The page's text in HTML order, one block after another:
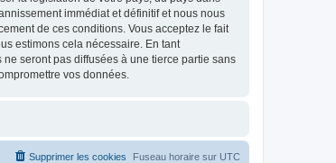
immédiat et définitif et nous nous
de ces conditions. Vous acceptez le fait
estimons cela nécessaire. En tant
seront pas diffusées à une tierce partie sans
vos données.
Fuseau horaire sur UTC
Supprimer les cookies